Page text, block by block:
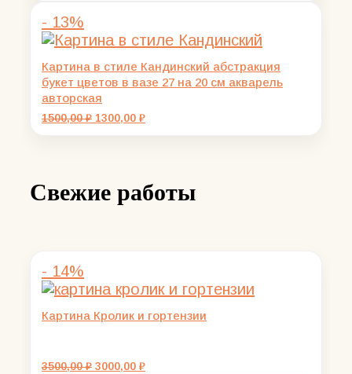
- 13%
Картина в стиле Кандинский абстракция
букет цветов в вазе 27 на 20 см акварель
авторская
1500,00₽ Первоначальная
1300,00 ₽Текущая
Свежие работы
- 14%
Картина Кролик и гортензии
3500,00₽ Первоначальная
3000,00 ₽Текущая